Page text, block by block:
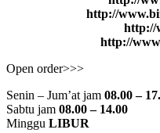
http://
http://
http://
Open order>>>
Senin – Jum’at jam 08.00 –
Sabtu jam 08.00 – 14.00
Minggu LIBUR